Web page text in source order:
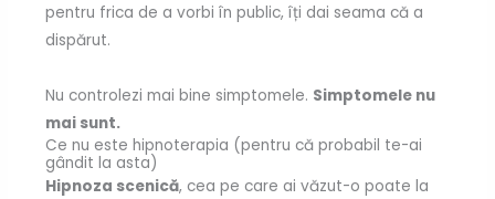
pentru frica de a vorbi în public, îți dai seama că a
dispărut.
Nu controlezi mai bine simptomele. Simptomele nu
mai sunt.
Ce nu este hipnoterapia (pentru că probabil te-ai
gândit la asta)
Hipnoza scenică, cea pe care ai văzut-o poate la